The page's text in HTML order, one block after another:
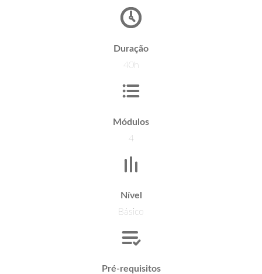
Duração
40h
Módulos
4
Nível
Básico
Pré-requisitos